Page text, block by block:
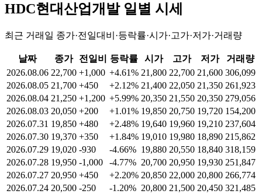
HDC현대산업개발일별 시세
최근 거래일 종가·전일대비·등락률·시가·고가·저가·거래량
날짜 종가 전일비 등락률 시가 고가 저가
거래량
2026.08.06 22,700 +1,000 +4.61% 21,800 22,700 21,600 306,099
2026.08.05 21,700 +450 +2.12% 21,400 22,050 21,350 261,923
2026.08.04 21,250 +1,200 +5.99% 20,350 21,550 20,350 279,056
2026.08.03 20,050 +200 +1.01% 19,850 20,750 19,720 154,200
2026.07.31 19,850 +480 +2.48% 19,640 19,960 19,210 237,604
2026.07.30 19,370 +350 +1.84% 19,010 19,980 18,890 215,862
2026.07.29 19,020 -930 -4.66% 19,880 20,550 18,840 318,159
2026.07.28 19,950 -1,000 -4.77% 20,700 20,950 19,930 251,847
2026.07.27 20,950 +450 +2.20% 20,850 22,000 20,800 266,774
2026.07.24 20,500 -250 -1.20% 20,800 21,500 20,450 321,485